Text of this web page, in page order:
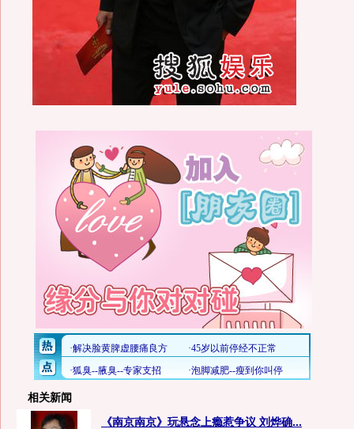
相关新闻
《南京南京》玩悬念上瘾惹争议 刘烨确...